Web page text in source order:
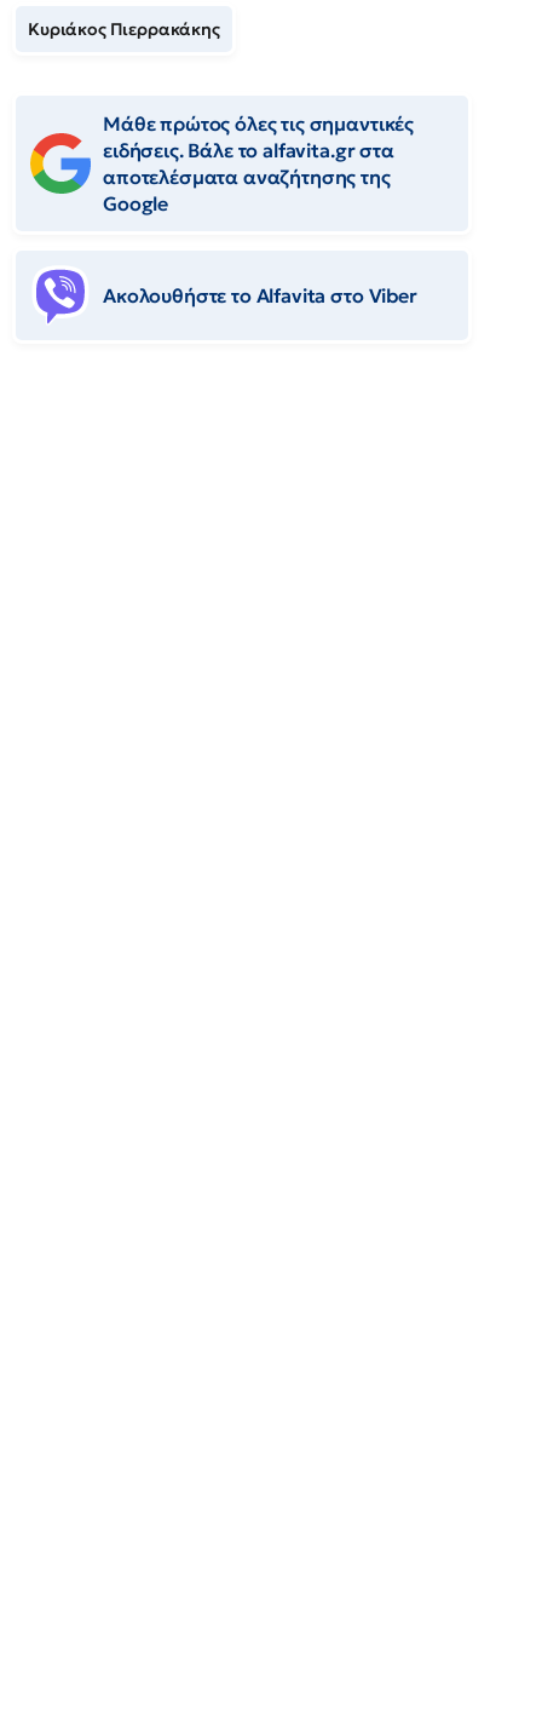
Κυριάκος Πιερρακάκης
Μάθε πρώτος όλες τις σημαντικές
ειδήσεις. Βάλε το alfavita.gr στα
αποτελέσματα αναζήτησης της
Google
Ακολουθήστε το Αlfavita στο Viber